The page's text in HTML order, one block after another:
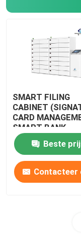
SMART FILING
CABINET
CARD
SMART BANK-
MACHINE
Beste
Contacteer